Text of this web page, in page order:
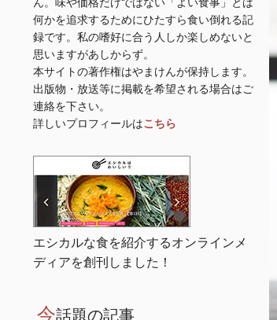
何かを追求するためにひたすら食い倒れる記
録です。私の嗜好に合う人しか楽しめないと
思いますがあしからず。
本サイトの著作権はやまけんが保持します。
出版物・放送等に掲載を希望される場合はご
連絡を下さい。
詳しいプロフィールはこちら
エシカルな食を紹介するオンラインメ
ディアを創刊しました！
今話題の記事